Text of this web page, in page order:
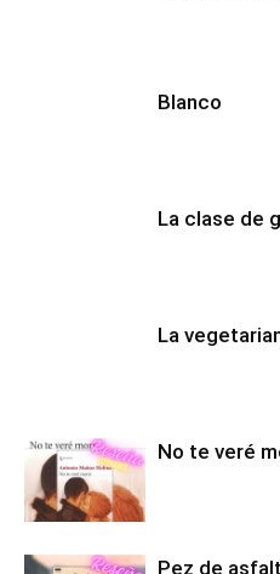
Blanco
La clase de
La
No te veré
Pez de